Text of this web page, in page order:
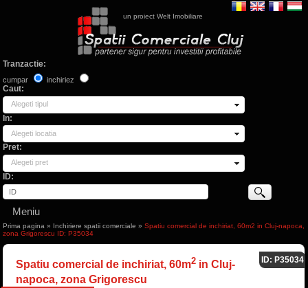
un proiect Welt Imobiliare
Tranzactie:
cumpar inchiriez
Caut:
Alegeti tipul
In:
Alegeti locatia
Pret:
Alegeti pret
ID:
Meniu
Prima pagina » Inchiriere spatii comerciale »Spatiu comercial de inchiriat, 60m2 in Cluj-napoca,
zona Grigorescu ID: P35034
Spatiu comercial de inchiriat, 60m2in Cluj-
napoca, zona Grigorescu
ID: P35034